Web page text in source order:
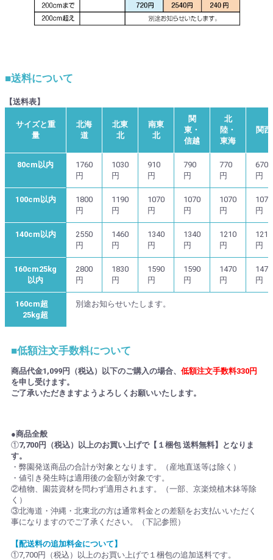
■送料について
【送料表】
サイズと重
量
北海
道
北東
北
南東
北
関
東・
信越
北
陸・
東海
関西
80cm以内
1760
円
1030
円
910
円
790
円
770
円
670
円
100cm以内
1800
円
1190
円
1070
円
1070
円
1070
円
1070
円
140cm以内
2550
円
1460
円
1340
円
1340
円
1210
円
1210
円
160cm25kg
以内
2800
円
1830
円
1590
円
1590
円
1470
円
1470
円
160cm超
25kg超
別途お知らせいたします。
■低額注文手数料について
商品代金1,099円（税込）以下のご購入の場合、 低額注文手数料330円
を申し受けます。
ご了承いただきますようよろしくお願いいたします。
●商品全般
①7,700円（税込）以上のお買い上げで【１梱包 送料無料】となりま
す。
・弊園発送商品の合計が対象となります。（産地直送等は除く）
・値引き発生時は適用後の金額が対象です。
②植物、園芸資材を問わず適用されます。（一部、京楽焼植木鉢等除
く）
③北海道・沖縄・北東北の方は通常料金との差額をお支払いいただく
事になりますのでご了承ください。（下記参照）
【配送料の追加料金について】
①7,700円（税込）以上のお買い上げで１梱包の追加送料です。